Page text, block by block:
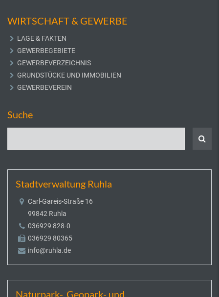
WIRTSCHAFT & GEWERBE
LAGE & FAKTEN
GEWERBEGEBIETE
GEWERBEVERZEICHNIS
GRUNDSTÜCKE UND IMMOBILIEN
GEWERBEVEREIN
Suche
Stadtverwaltung Ruhla
Carl-Gareis-Straße 16
99842 Ruhla
036929 828-0
036929 80365
info@ruhla.de
Naturpark-, Geopark- und